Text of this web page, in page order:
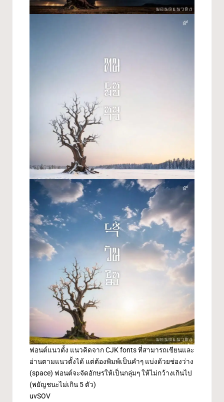
ฟอนต์แนวตั้ง แนวคิดจาก CJK fonts ที่สามารถเขียนและ
อ่านตามแนวตั้งได้ แต่ต้องพิมพ์เป็นคำๆ แบ่งด้วยช่องว่าง
(space) ฟอนต์จะจัดอักษรให้เป็นกลุ่มๆ ให้ไม่กว้างเกินไป
(พยัญชนะไม่เกิน 5 ตัว)
uvSOV